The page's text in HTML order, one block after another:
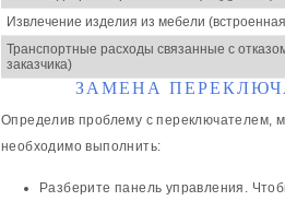
Извлечение изделия из мебели
Транспортные расходы связанные с
заказчика)
ЗАМЕНА
Определив проблему с переключателем,
необходимо выполнить:
Разберите панель управления.